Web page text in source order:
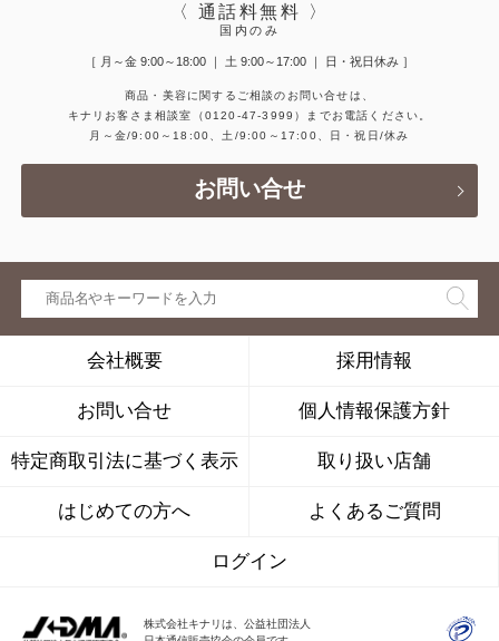
〈 通話料無料 〉
国内のみ
［ 月～金 9:00～18:00 ｜ 土 9:00～17:00 ｜ 日・祝日休み ］
商品・美容に関するご相談のお問い合せは、
キナリお客さま相談室
（0120-47-3999）
までお電話ください。
月～金/9:00～18:00、土/9:00～17:00、日・祝日/休み
お問い合せ
会社概要 採用情報
お問い合せ 個人情報保護方針
特定商取引法に基づく表示 取り扱い店舗
はじめての方へ よくあるご質問
ログイン
株式会社キナリは、公益社団法人